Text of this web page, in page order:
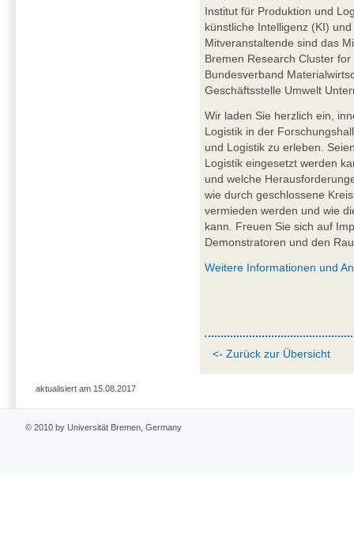
Institut für Produktion und
künstliche Intelligenz (KI)
Mitveranstaltende sind das
Bremen Research Cluster
Bundesverband
Geschäftsstelle Umwelt
Wir laden Sie herzlich ein,
Logistik in der
und Logistik zu erleben.
Logistik eingesetzt werden
und welche
wie durch geschlossene
vermieden werden und wie
kann. Freuen Sie sich auf
Demonstratoren und den
Weitere Informationen und
<- Zurück zur Übersicht
aktualisiert am 15.08.2017
© 2010 by Universität Bremen, Germany